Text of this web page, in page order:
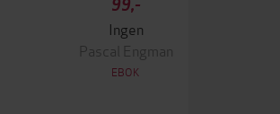
99,-
Ingen
Pascal Engman
EBOK